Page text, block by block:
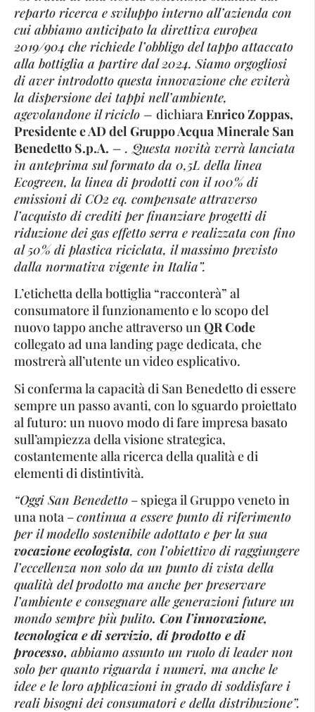
reparto ricerca e sviluppo interno all’azienda con
cui abbiamo anticipato la direttiva europea
2019/904 che richiede l’obbligo del tappo attaccato
alla bottiglia a partire dal 2024. Siamo orgogliosi
di aver introdotto questa innovazione che eviterà
la dispersione dei tappi nell’ambiente,
agevolandone il riciclo – dichiaraEnrico Zoppas,
Presidente e AD del Gruppo Acqua Minerale San
Benedetto S.p.A. – . Questa novità verrà lanciata
in anteprima sul formato da 0,5L della linea
Ecogreen, la linea di prodotti con il 100% di
emissioni di CO2 eq. compensate attraverso
l’acquisto di crediti per finanziare progetti di
riduzione dei gas effetto serra e realizzata con fino
al 50% di plastica riciclata, il massimo previsto
dalla normativa vigente in Italia”.
L’etichetta della bottiglia “racconterà” al
consumatore il funzionamento e lo scopo del
nuovo tappo anche attraverso unQR Code
collegato ad una landing page dedicata, che
mostrerà all’utente un video esplicativo.
Si conferma la capacità di San Benedetto di essere
sempre un passo avanti, con lo sguardo proiettato
al futuro: un nuovo modo di fare impresa basato
sull’ampiezza della visione strategi­ca,
costantemente alla ricerca della quali­tà e di
elementi di distintività.
“Oggi San Benedetto – spiega il Gruppo veneto in
una nota –continua a essere punto di riferimento
per il modello sostenibile adottato e per la sua
vocazione ecologista, con l’obiettivo di raggiungere
l’eccellenza non solo da un punto di vista della
qualità del prodotto ma anche per preservare
l’ambiente e consegnare alle generazioni future un
mondo sempre più pulito. Con l’innovazione,
tecnologica e di servizio, di prodotto e di
processo, abbiamo assunto un ruolo di leader non
solo per quanto riguar­da i numeri, ma anche le
idee e le loro appli­cazioni in grado di soddisfare i
reali bisogni dei consumatori e della distribuzione”.